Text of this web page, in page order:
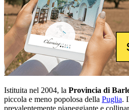
Istituita nel 2004, la Provincia di
piccola e meno popolosa della Puglia.
prevalentemente pianeggiante e